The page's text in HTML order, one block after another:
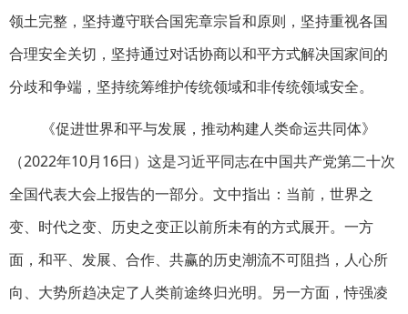
领土完整，坚持遵守联合国宪章宗旨和原则，坚持重视各国
合理安全关切，坚持通过对话协商以和平方式解决国家间的
分歧和争端，坚持统筹维护传统领域和非传统领域安全。
《促进世界和平与发展，推动构建人类命运共同体》
（2022年10月16日）这是习近平同志在中国共产党第二十次
全国代表大会上报告的一部分。文中指出：当前，世界之
变、时代之变、历史之变正以前所未有的方式展开。一方
面，和平、发展、合作、共赢的历史潮流不可阻挡，人心所
向、大势所趋决定了人类前途终归光明。另一方面，恃强凌